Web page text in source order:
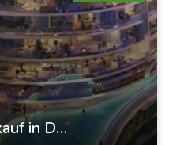
Wohnungen zum Verkauf in Dubai im Komplex Canal Crown 2